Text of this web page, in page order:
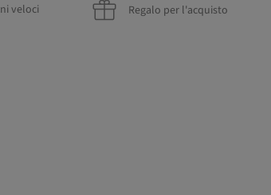
veloci Regalo per l'acquisto